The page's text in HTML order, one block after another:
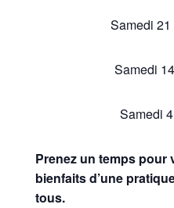
Samedi
Samedi
Samedi
Prenez un temps pour
bienfaits d’une
tous.